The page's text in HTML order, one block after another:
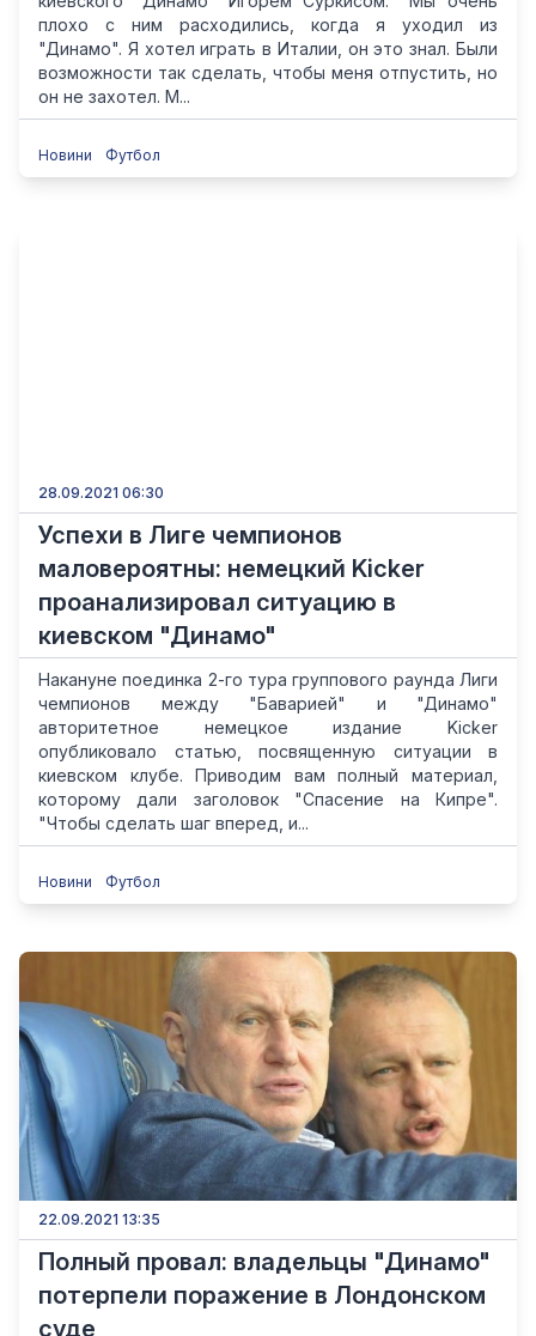
плохо с ним расходились, когда я уходил из
"Динамо". Я хотел играть в Италии, он это знал. Были
возможности так сделать, чтобы меня отпустить, но
он не захотел. М...
Новини Футбол
28.09.2021 06:30
Успехи в Лиге чемпионов
маловероятны: немецкий Kicker
проанализировал ситуацию в
киевском "Динамо"
Накануне поединка 2-го тура группового раунда Лиги
чемпионов между "Баварией" и "Динамо"
авторитетное немецкое издание Kicker
опубликовало статью, посвященную ситуации в
киевском клубе. Приводим вам полный материал,
которому дали заголовок "Спасение на Кипре".
"Чтобы сделать шаг вперед, и...
Новини Футбол
22.09.2021 13:35
Полный провал: владельцы "Динамо"
потерпели поражение в Лондонском
суде